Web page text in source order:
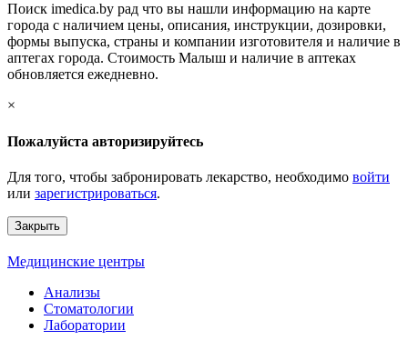
Поиск imedica.by рад что вы нашли информацию на карте
города с наличием цены, описания, инструкции, дозировки,
формы выпуска, страны и компании изготовителя и наличие в
аптегах города. Стоимость Малыш и наличие в аптеках
обновляется ежедневно.
×
Пожалуйста авторизируйтесь
Для того, чтобы забронировать лекарство, необходимо войти
или зарегистрироваться.
Закрыть
Медицинские центры
Анализы
Стоматологии
Лаборатории